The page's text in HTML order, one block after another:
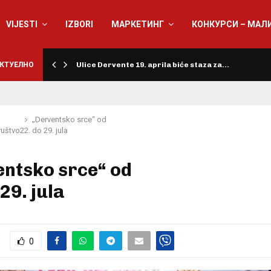
VIJESTI IZBORI МАРКЕТИНГ КОНКУРСИ –
Ulice Dervente 19. aprila biće staza za…
„Derventsko srce“ od
22. do 29. jula
srce“ od
jula
0